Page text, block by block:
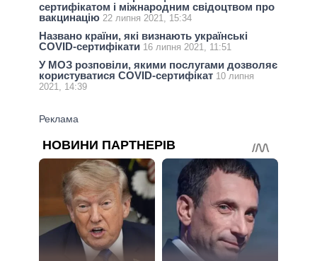
сертифікатом і міжнародним свідоцтвом про
вакцинацію 22 липня 2021, 15:34
Названо країни, які визнають українські
COVID-сертифікати 16 липня 2021, 11:51
У МОЗ розповіли, якими послугами дозволяє
користуватися COVID-сертифікат 10 липня
2021, 14:39